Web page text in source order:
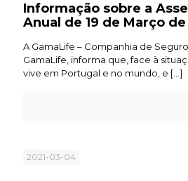
Informação sobre a
Anual de 19 de Março de
A GamaLife – Companhia de
GamaLife, informa que, face à
vive em Portugal e no mundo, e […]
2021-03-04